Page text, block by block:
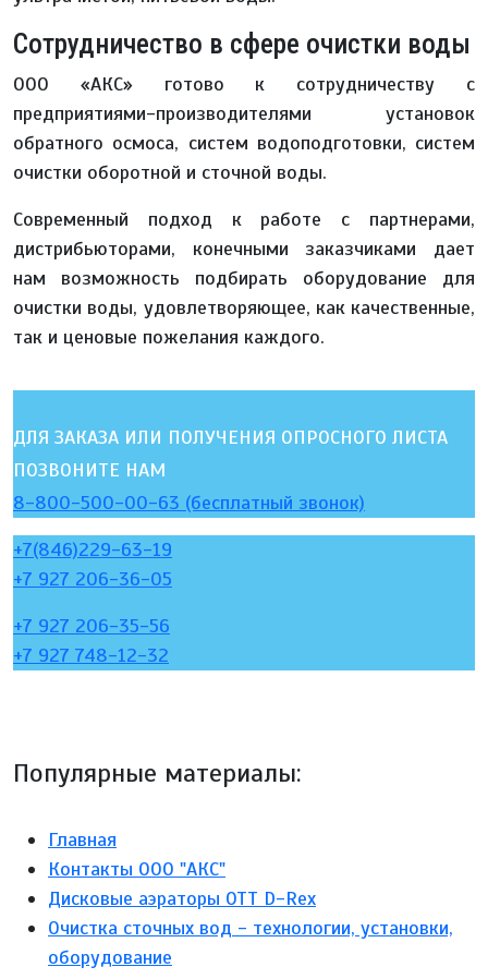
Сотрудничество в сфере очистки воды
ООО «АКС» готово к сотрудничеству с
предприятиями-производителями установок
обратного осмоса, систем водоподготовки, систем
очистки оборотной и сточной воды.
Современный подход к работе с партнерами,
дистрибьюторами, конечными заказчиками дает
нам возможность подбирать оборудование для
очистки воды, удовлетворяющее, как качественные,
так и ценовые пожелания каждого.
ДЛЯ ЗАКАЗА ИЛИ ПОЛУЧЕНИЯ ОПРОСНОГО ЛИСТА
ПОЗВОНИТЕ НАМ
8-800-500-00-63 (бесплатный звонок)
+7(846)229-63-19
+7 927 206-36-05
+7 927 206-35-56
+7 927 748-12-32
Популярные материалы:
Главная
Контакты ООО "АКС"
Дисковые аэраторы ОТТ D-Rex
Очистка сточных вод - технологии, установки,
оборудование